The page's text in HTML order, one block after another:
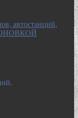
автостанций,